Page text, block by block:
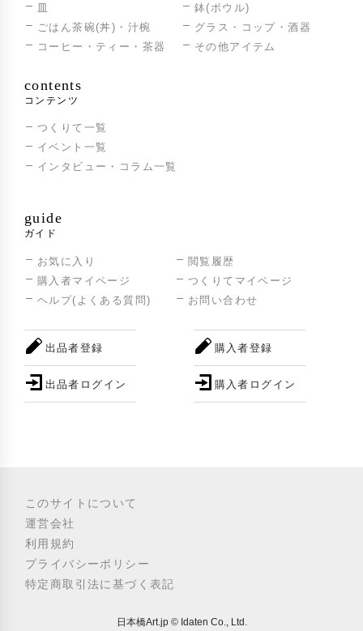
皿
鉢(ボウル)
ごはん茶碗(丼)・汁椀
グラス・コップ・酒器
コーヒー・ティー・茶器
その他アイテム
contents
コンテンツ
つくりて一覧
イベント一覧
インタビュー・コラム一覧
guide
ガイド
お気に入り
閲覧履歴
購入者マイページ
つくりてマイページ
ヘルプ(よくある質問)
お問い合わせ
出品者登録
出品者ログイン
購入者登録
購入者ログイン
このサイトについて
運営会社
利用規約
プライバシーポリシー
特定商取引法に基づく表記
日本橋Art.jp © Idaten Co., Ltd.